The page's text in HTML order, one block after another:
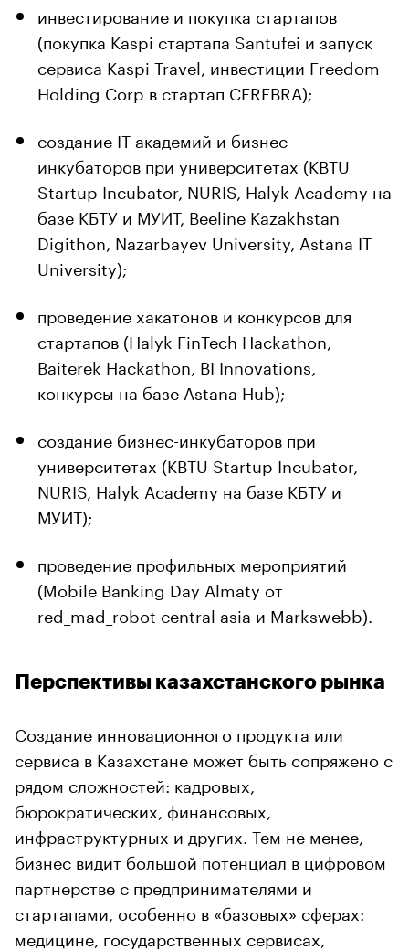
инвестирование и покупка стартапов
(покупка Kaspi стартапа Santufei и запуск
сервиса Kaspi Travel, инвестиции Freedom
Holding Corp в стартап CEREBRA);
создание IT-академий и бизнес-
инкубаторов при университетах (KBTU
Startup Incubator, NURIS, Halyk Academy на
базе КБТУ и МУИТ, Beeline Kazakhstan
Digithon, Nazarbayev University, Astana IT
University);
проведение хакатонов и конкурсов для
стартапов (Halyk FinTech Hackathon,
Baiterek Hackathon, BI Innovations,
конкурсы на базе Astana Hub);
создание бизнес-инкубаторов при
университетах (KBTU Startup Incubator,
NURIS, Halyk Academy на базе КБТУ и
МУИТ);
проведение профильных мероприятий
(Mobile Banking Day Almaty от
red_mad_robot central asia и Markswebb).
Перспективы казахстанского рынка
Создание инновационного продукта или
сервиса в Казахстане может быть сопряжено с
рядом сложностей: кадровых,
бюрократических, финансовых,
инфраструктурных и других. Тем не менее,
бизнес видит большой потенциал в цифровом
партнерстве с предпринимателями и
стартапами, особенно в «базовых» сферах:
медицине, государственных сервисах,